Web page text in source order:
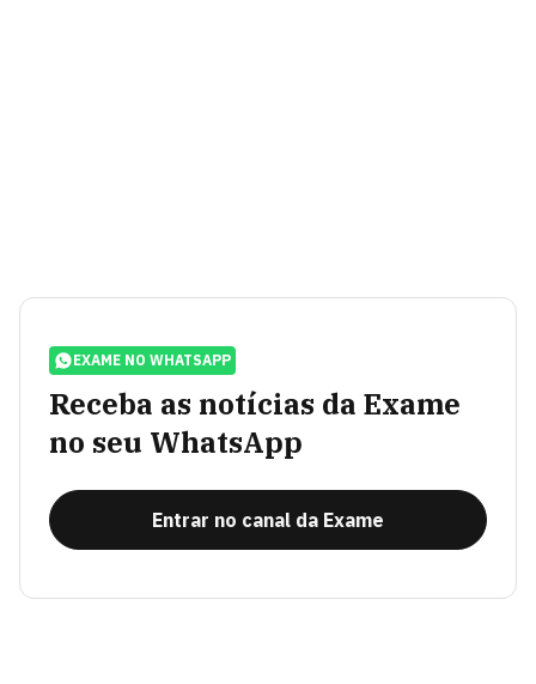
EXAME NO WHATSAPP
Receba as notícias da Exame
no seu WhatsApp
Entrar no canal da Exame